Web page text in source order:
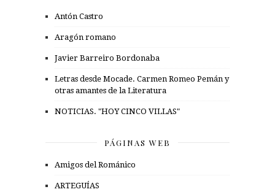
Antón Castro
Aragón romano
Javier Barreiro Bordonaba
Letras desde Mocade. Carmen Romeo Pemán y
otras amantes de la Literatura
NOTICIAS. "HOY CINCO VILLAS"
PÁGINAS WEB
Amigos del Románico
ARTEGUÍAS